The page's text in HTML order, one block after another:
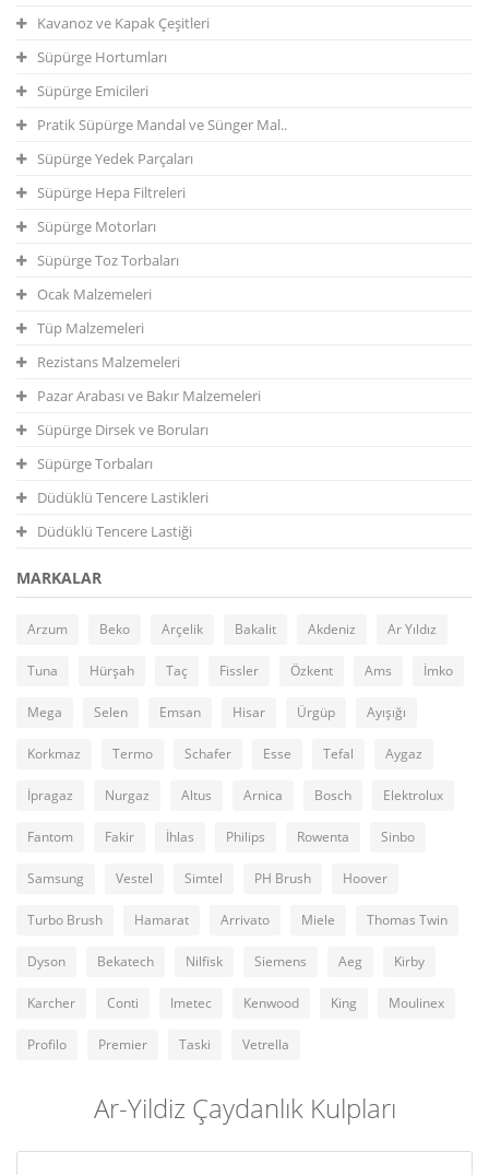
Kavanoz ve Kapak Çeşitleri
Süpürge Hortumları
Süpürge Emicileri
Pratik Süpürge Mandal ve Sünger Mal..
Süpürge Yedek Parçaları
Süpürge Hepa Filtreleri
Süpürge Motorları
Süpürge Toz Torbaları
Ocak Malzemeleri
Tüp Malzemeleri
Rezistans Malzemeleri
Pazar Arabası ve Bakır Malzemeleri
Süpürge Dirsek ve Boruları
Süpürge Torbaları
Düdüklü Tencere Lastikleri
Düdüklü Tencere Lastiği
MARKALAR
Arzum Beko Arçelik Bakalit Akdeniz Ar Yıldız
Tuna Hürşah Taç Fissler Özkent Ams İmko
Mega Selen Emsan Hisar Ürgüp Ayışığı
Korkmaz Termo Schafer Esse Tefal Aygaz
İpragaz Nurgaz Altus Arnica Bosch Elektrolux
Fantom Fakir İhlas Philips Rowenta Sinbo
Samsung Vestel Simtel PH Brush Hoover
Turbo Brush Hamarat Arrivato Miele Thomas Twin
Dyson Bekatech Nilfisk Siemens Aeg Kirby
Karcher Conti Imetec Kenwood King Moulinex
Profilo Premier Taski Vetrella
Ar-Yildiz Çaydanlık Kulpları